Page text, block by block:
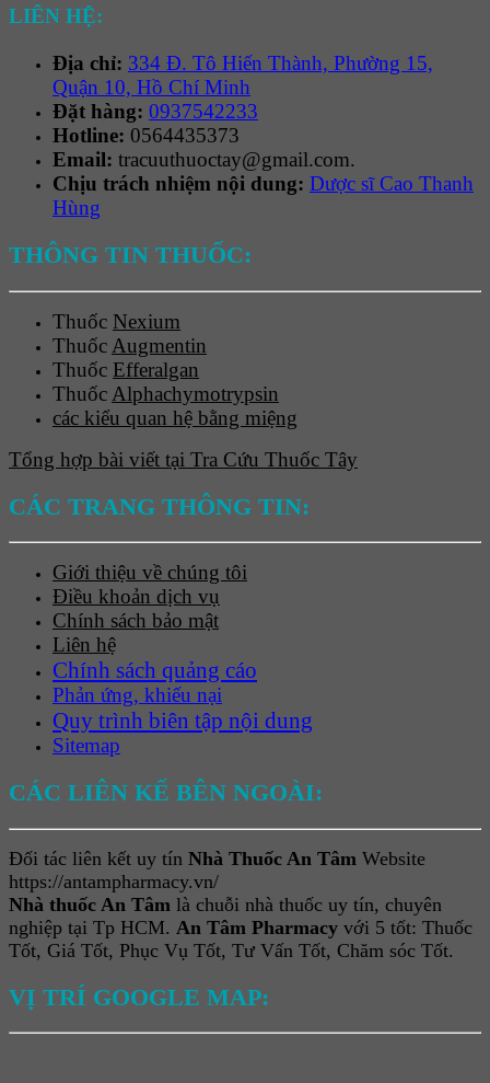
LIÊN HỆ:
Địa chỉ: 334 Đ. Tô Hiến Thành, Phường 15,
Quận 10, Hồ Chí Minh
Đặt hàng: 0937542233
Hotline: 0564435373
Email: tracuuthuoctay@gmail.com.
Chịu trách nhiệm nội dung: Dược sĩ Cao Thanh
Hùng
THÔNG TIN THUỐC:
Thuốc Nexium
Thuốc Augmentin
Thuốc Efferalgan
Thuốc Alphachymotrypsin
các kiểu quan hệ bằng miệng
Tổng hợp bài viết tại Tra Cứu Thuốc Tây
CÁC TRANG THÔNG TIN:
Giới thiệu về chúng tôi
Điều khoản dịch vụ
Chính sách bảo mật
Liên hệ
Chính sách quảng cáo
Phản ứng, khiếu nại
Quy trình biên tập nội dung
Sitemap
CÁC LIÊN KẾ BÊN NGOÀI:
Đối tác liên kết uy tín Nhà Thuốc An Tâm Website
https://antampharmacy.vn/
Nhà thuốc An Tâm là chuỗi nhà thuốc uy tín, chuyên
nghiệp tại Tp HCM. An Tâm Pharmacy với 5 tốt: Thuốc
Tốt, Giá Tốt, Phục Vụ Tốt, Tư Vấn Tốt, Chăm sóc Tốt.
VỊ TRÍ GOOGLE MAP: